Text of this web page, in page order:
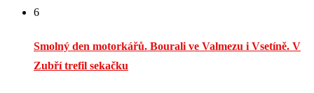
6
Smolný den motorkářů. Bourali ve Valmezu i Vsetíně. V
Zubří trefil sekačku